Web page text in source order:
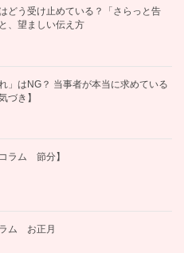
どう受け止めている？「さらっと告
、望ましい伝え方
」はNG？ 当事者が本当に求めている
づき】
ラム 節分】
ム お正月